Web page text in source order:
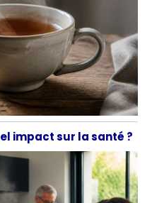
impact sur la santé ?